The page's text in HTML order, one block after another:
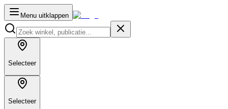
Menu uitklappen
Selecteer
Selecteer